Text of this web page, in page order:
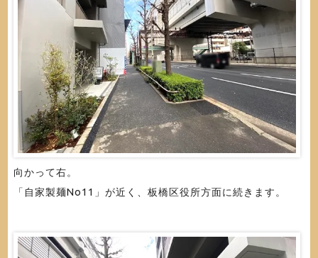
向かって右。
「自家製麺No11」が近く、板橋区役所方面に続きます。